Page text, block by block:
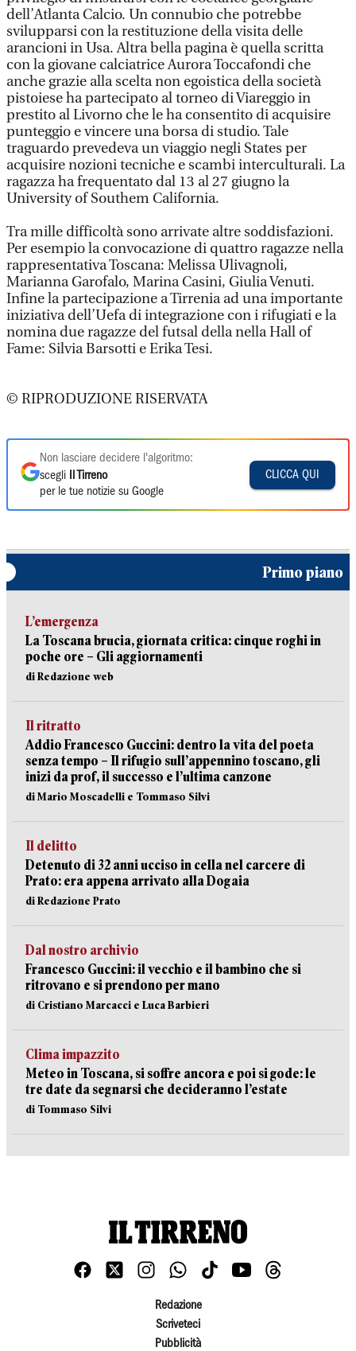
dell’Atlanta Calcio. Un connubio che potrebbe
svilupparsi con la restituzione della visita delle
arancioni in Usa. Altra bella pagina è quella scritta
con la giovane calciatrice Aurora Toccafondi che
anche grazie alla scelta non egoistica della società
pistoiese ha partecipato al torneo di Viareggio in
prestito al Livorno che le ha consentito di acquisire
punteggio e vincere una borsa di studio. Tale
traguardo prevedeva un viaggio negli States per
acquisire nozioni tecniche e scambi interculturali. La
ragazza ha frequentato dal 13 al 27 giugno la
University of Southem California.
Tra mille difficoltà sono arrivate altre soddisfazioni.
Per esempio la convocazione di quattro ragazze nella
rappresentativa Toscana: Melissa Ulivagnoli,
Marianna Garofalo, Marina Casini, Giulia Venuti.
Infine la partecipazione a Tirrenia ad una importante
iniziativa dell’Uefa di integrazione con i rifugiati e la
nomina due ragazze del futsal della nella Hall of
Fame: Silvia Barsotti e Erika Tesi.
© RIPRODUZIONE RISERVATA
Non lasciare decidere l'algoritmo:
scegli
Il Tirreno
per le tue notizie su Google
CLICCA QUI
Primo piano
L’emergenza
La Toscana brucia, giornata critica: cinque roghi in
poche ore – Gli aggiornamenti
di Redazione web
Il ritratto
Addio Francesco Guccini: dentro la vita del poeta
senza tempo – Il rifugio sull’appennino toscano, gli
inizi da prof, il successo e l’ultima canzone
di Mario Moscadelli e Tommaso Silvi
Il delitto
Detenuto di 32 anni ucciso in cella nel carcere di
Prato: era appena arrivato alla Dogaia
di Redazione Prato
Dal nostro archivio
Francesco Guccini: il vecchio e il bambino che si
ritrovano e si prendono per mano
di Cristiano Marcacci e Luca Barbieri
Clima impazzito
Meteo in Toscana, si soffre ancora e poi si gode: le
tre date da segnarsi che decideranno l’estate
di Tommaso Silvi
Redazione
Scriveteci
Pubblicità